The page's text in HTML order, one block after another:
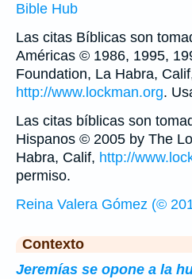
Bible Hub
Las citas Bíblicas son
Américas © 1986, 1995,
Foundation, La Habra,
http://www.lockman.org.
Las citas bíblicas son
Hispanos © 2005 by The
Habra, Calif, http://
permiso.
Reina Valera Gómez (©
Contexto
Jeremías se opone a la